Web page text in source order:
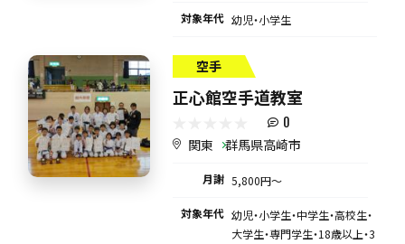
対象年代 幼児・小学生
空手
正心館空手道教室
0
関東 群馬県高崎市
月謝 5,800円〜
対象年代 幼児・小学生・中学生・高校生・
大学生・専門学生・18歳以上・3